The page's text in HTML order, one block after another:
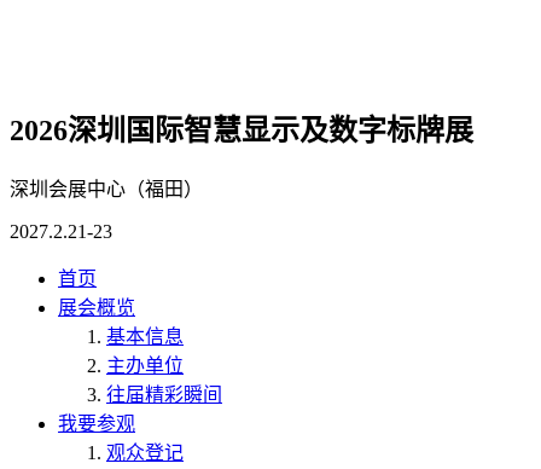
2026深圳国际智慧显示及数字标牌展
深圳会展中心（福田）
2027.2.21-23
首页
展会概览
基本信息
主办单位
往届精彩瞬间
我要参观
观众登记